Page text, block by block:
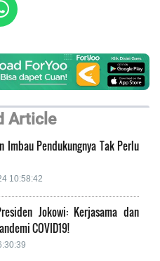
Article
Imbau Pendukungnya Tak Perlu
10:58:42
Jokowi: Kerjasama dan
COVID19!